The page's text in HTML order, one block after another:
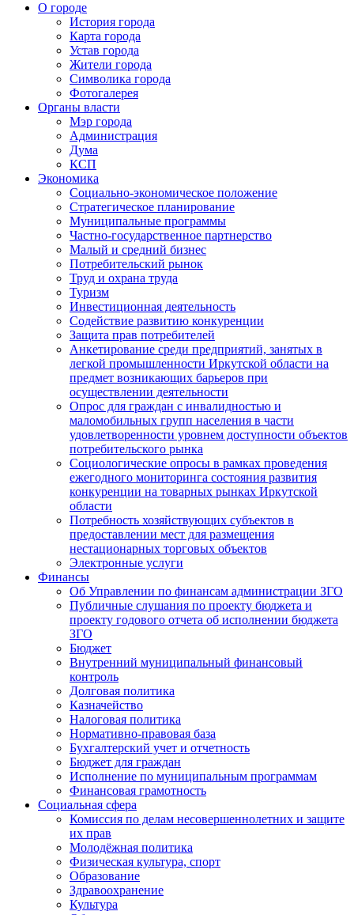
О городе
История города
Карта города
Устав города
Жители города
Символика города
Фотогалерея
Органы власти
Мэр города
Администрация
Дума
КСП
Экономика
Социально-экономическое положение
Стратегическое планирование
Муниципальные программы
Частно-государственное партнерство
Малый и средний бизнес
Потребительский рынок
Труд и охрана труда
Туризм
Инвестиционная деятельность
Содействие развитию конкуренции
Защита прав потребителей
Анкетирование среди предприятий, занятых в
легкой промышленности Иркутской области на
предмет возникающих барьеров при
осуществлении деятельности
Опрос для граждан с инвалидностью и
маломобильных групп населения в части
удовлетворенности уровнем доступности объектов
потребительского рынка
Социологические опросы в рамках проведения
ежегодного мониторинга состояния развития
конкуренции на товарных рынках Иркутской
области
Потребность хозяйствующих субъектов в
предоставлении мест для размещения
нестационарных торговых объектов
Электронные услуги
Финансы
Об Управлении по финансам администрации ЗГО
Публичные слушания по проекту бюджета и
проекту годового отчета об исполнении бюджета
ЗГО
Бюджет
Внутренний муниципальный финансовый
контроль
Долговая политика
Казначейство
Налоговая политика
Нормативно-правовая база
Бухгалтерский учет и отчетность
Бюджет для граждан
Исполнение по муниципальным программам
Финансовая грамотность
Социальная сфера
Комиссия по делам несовершеннолетних и защите
их прав
Молодёжная политика
Физическая культура, спорт
Образование
Здравоохранение
Культура